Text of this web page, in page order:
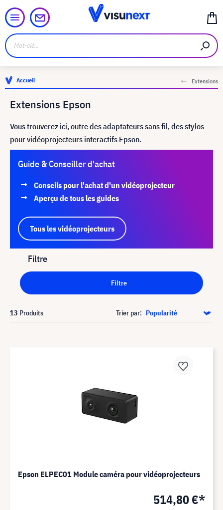
Accueil Extensions
Extensions Epson
Vous trouverez ici, outre des adaptateurs sans fil, des stylos
pour vidéoprojecteurs interactifs Epson.
Guide & Conseiller d'achat
Conseils pour l'achat d'un vidéoprojecteur
Aperçu de tous les guides
Tous les vidéoprojecteurs
Filtre
Filtre
13 Produits Trier par:
Epson ELPEC01 Module caméra pour vidéoprojecteurs
514,80 €*